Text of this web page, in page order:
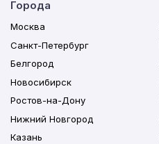
Города
Москва
Санкт-Петербург
Белгород
Новосибирск
Ростов-на-Дону
Нижний Новгород
Казань